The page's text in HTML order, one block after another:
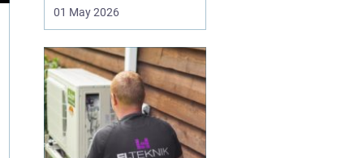
landbrugsproduktioner.
starter med kvaliteten af
Løgfrø, og små forskelle
i frøets sundhed,
sortsege...
01 May 2026